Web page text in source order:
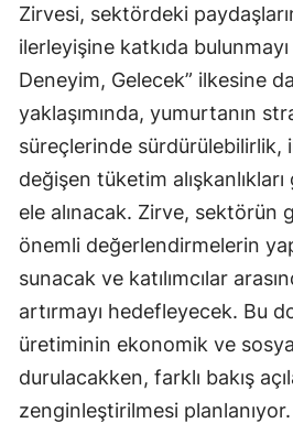
Zirvesi, sektördeki
ilerleyişine katkıda
Deneyim, Gelecek” ilkesine
yaklaşımında, yumurtanın
süreçlerinde sürdürülebilirlik,
değişen tüketim
ele alınacak. Zirve, sektörün
önemli değerlendirmelerin
sunacak ve katılımcılar
artırmayı hedefleyecek. Bu
üretiminin ekonomik ve
durulacakken, farklı bakış
zenginleştirilmesi planlanıyor.